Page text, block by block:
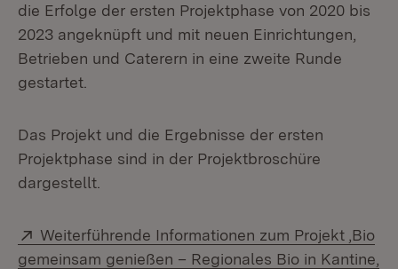
die Erfolge der ersten Projektphase von 2020 bis
2023 angeknüpft und mit neuen Einrichtungen,
Betrieben und Caterern in eine zweite Runde
gestartet.
Das Projekt und die Ergebnisse der ersten
Projektphase sind in der Projektbroschüre
dargestellt.
Extern:
Weiterführende Informationen zum Projekt ,Bio
gemeinsam genießen – Regionales Bio in Kantine,